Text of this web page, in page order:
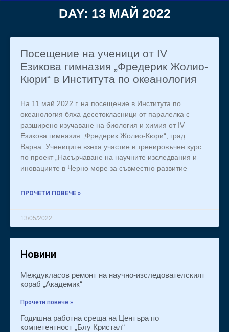
DAY: 13 МАЙ 2022
Посещение на ученици от IV
Езикова гимназия „Фредерик Жолио-
Кюри“ в Института по океанология
На 11 май 2022 г. на посещение в Института по
океанология бяха десетокласници от паралелка с
разширено изучаване на биология и химия от IV
Езикова гимназия „Фредерик Жолио-Кюри“, град
Варна. Учениците взеха участие в тренировъчен курс
по проект „Насърчаване на научните изследвания и
иновациите в Черно море за съвместно развитие
ПРОЧЕТИ ПОВЕЧЕ »
13/05/2022
Новини
Междукласов ремонт на научно-изследователският
кораб „Академик“
Прочети повече »
Годишна работна среща на Центъра по
компетентност „Блу Кристал“